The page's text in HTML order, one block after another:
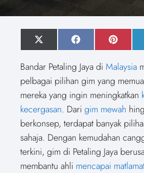
S
h
r
o
n
X
(
w
t
t
e
r
)
S
h
r
e
o
n
F
a
e
b
o
o
k
S
h
r
o
n
P
i
t
r
e
s
t
Bandar Petaling Jaya di Malaysia
pelbagai pilihan gim yang
mereka yang ingin meningkatkan
kecergasan. Dari gim mewah
berkonsep, terdapat banyak
sahaja. Dengan kemudahan
terkini, gim di Petaling Jaya
membantu ahli mencapai